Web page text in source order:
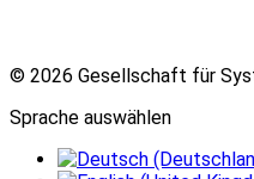
© 2026 Gesellschaft für
Sprache auswählen